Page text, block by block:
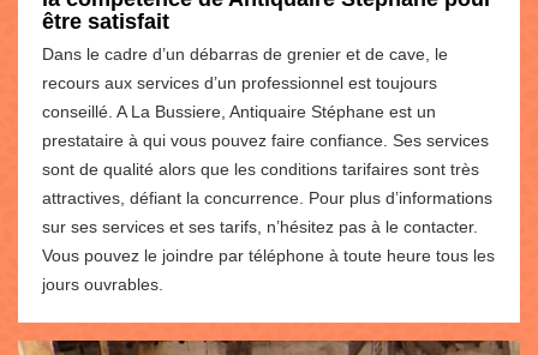
être satisfait
Dans le cadre d’un débarras de grenier et de cave, le
recours aux services d’un professionnel est toujours
conseillé. A La Bussiere, Antiquaire Stéphane est un
prestataire à qui vous pouvez faire confiance. Ses services
sont de qualité alors que les conditions tarifaires sont très
attractives, défiant la concurrence. Pour plus d’informations
sur ses services et ses tarifs, n’hésitez pas à le contacter.
Vous pouvez le joindre par téléphone à toute heure tous les
jours ouvrables.